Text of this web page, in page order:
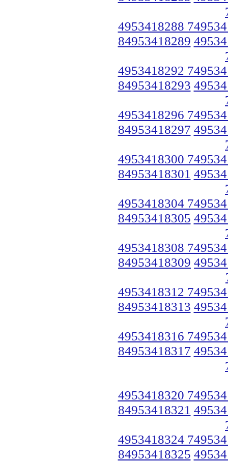
4953418288
84953418289
4953418292
84953418293
4953418296
84953418297
4953418300
84953418301
4953418304
84953418305
4953418308
84953418309
4953418312
84953418313
4953418316
84953418317
4953418320
84953418321
4953418324
84953418325